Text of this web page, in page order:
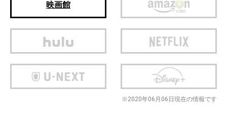
映画館
※2020年06月06日現在の情報です